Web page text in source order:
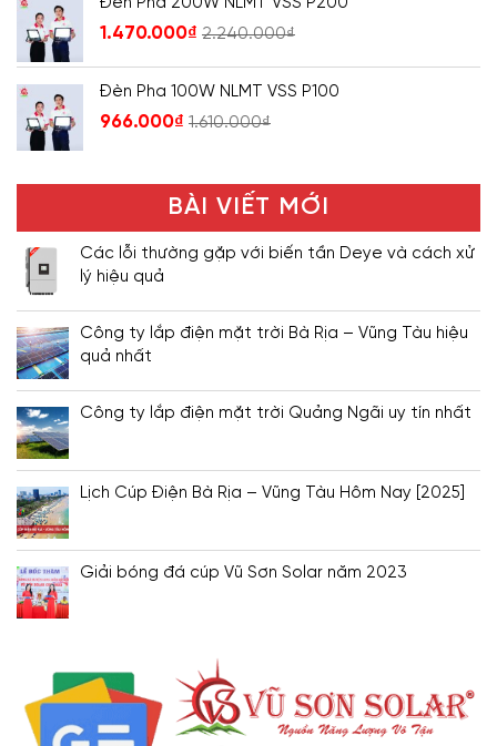
Đèn Pha 200W NLMT VSS P200
1.470.000₫ 2.240.000₫
Đèn Pha 100W NLMT VSS P100
966.000₫ 1.610.000₫
BÀI VIẾT MỚI
Các lỗi thường gặp với biến tần Deye và cách xử
lý hiệu quả
Công ty lắp điện mặt trời Bà Rịa – Vũng Tàu hiệu
quả nhất
Công ty lắp điện mặt trời Quảng Ngãi uy tín nhất
Lịch Cúp Điện Bà Rịa – Vũng Tàu Hôm Nay [2025]
Giải bóng đá cúp Vũ Sơn Solar năm 2023